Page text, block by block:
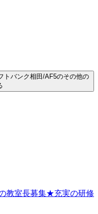
トバンク相田/AF5のその他の
教室長募集★充実の研修